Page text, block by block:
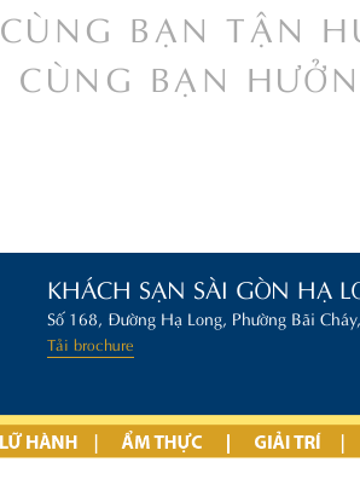
CÙNG BẠN TẬN
CÙNG BẠN
KHÁCH SẠN SÀI GÒN HẠ
Số 168, Đường Hạ Long, Phường Bãi
Tải brochure